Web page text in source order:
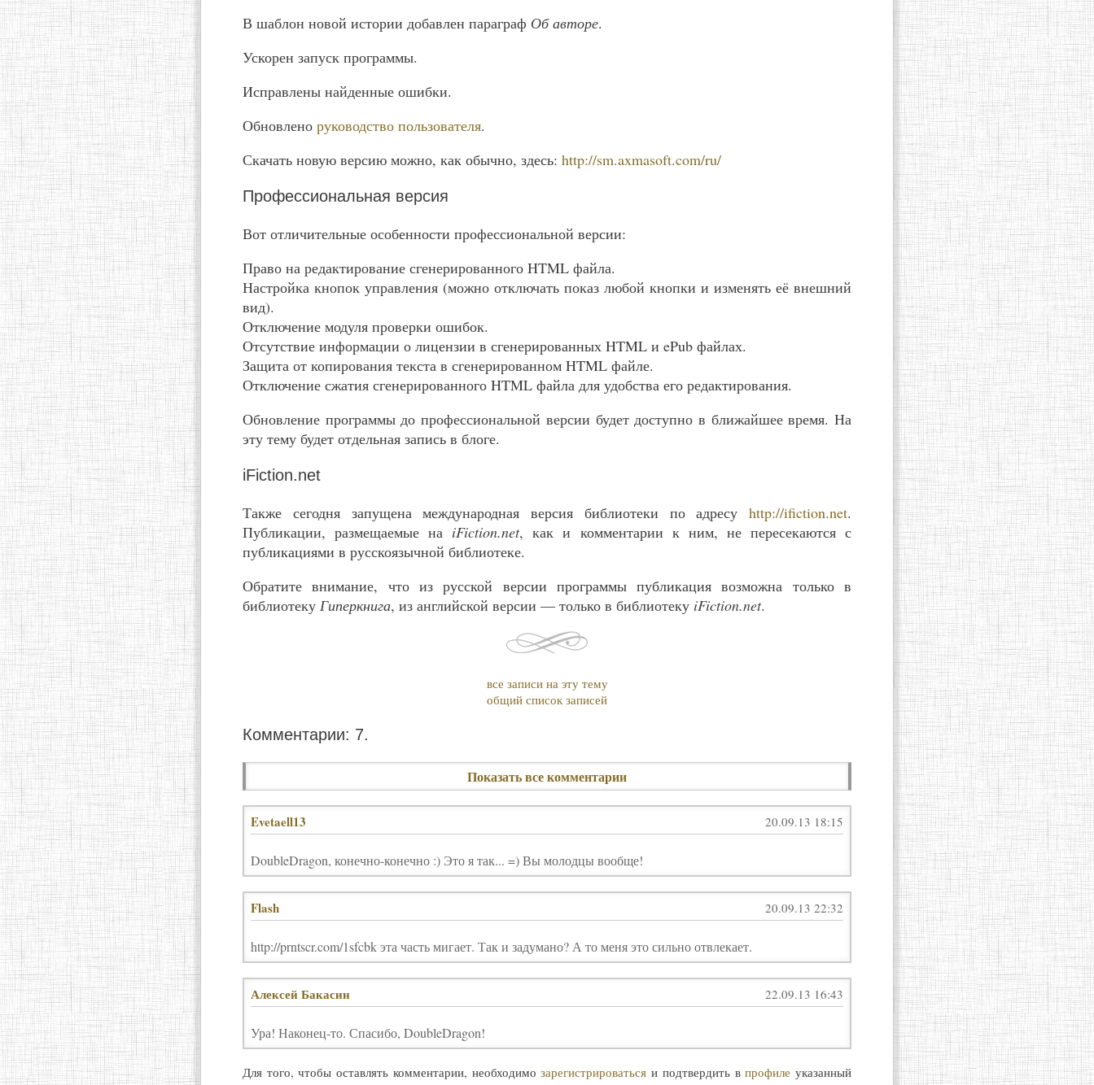
В шаблон новой истории добавлен параграф Об авторе.
Ускорен запуск программы.
Исправлены найденные ошибки.
Обновлено руководство пользователя.
Скачать новую версию можно, как обычно, здесь: http://sm.axmasoft.com/ru/
Профессиональная версия
Вот отличительные особенности профессиональной версии:
Право на редактирование сгенерированного HTML файла.
Настройка кнопок управления (можно отключать показ любой кнопки и изменять её внешний
вид).
Отключение модуля проверки ошибок.
Отсутствие информации о лицензии в сгенерированных HTML и ePub файлах.
Защита от копирования текста в сгенерированном HTML файле.
Отключение сжатия сгенерированного HTML файла для удобства его редактирования.
Обновление программы до профессиональной версии будет доступно в ближайшее время. На
эту тему будет отдельная запись в блоге.
iFiction.net
Также сегодня запущена международная версия библиотеки по адресу http://ifiction.net.
Публикации, размещаемые на iFiction.net, как и комментарии к ним, не пересекаются с
публикациями в русскоязычной библиотеке.
Обратите внимание, что из русской версии программы публикация возможна только в
библиотеку Гиперкнига, из английской версии — только в библиотеку iFiction.net.
все записи на эту тему
общий список записей
Комментарии: 7.
Показать все комментарии
Evetaell13 20.09.13 18:15
DoubleDragon, конечно-конечно :) Это я так... =) Вы молодцы вообще!
Flash 20.09.13 22:32
http://prntscr.com/1sfcbk эта часть мигает. Так и задумано? А то меня это сильно отвлекает.
Алексей Бакасин 22.09.13 16:43
Ура! Наконец-то. Спасибо, DoubleDragon!
Для того, чтобы оставлять комментарии, необходимозарегистрироваться и подтвердить впрофиле указанный